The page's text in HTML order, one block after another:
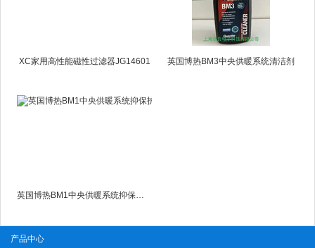
XC家用高性能磁性过滤器JG14601 英国博热BM3中央供暖系统清洁剂
英国博热BM1中央供暖系统抑保护液
产品中心